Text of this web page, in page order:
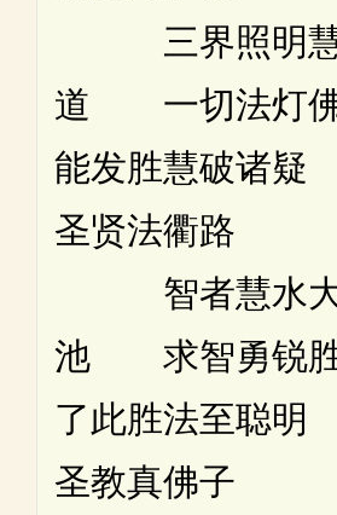
三界照明慧
道 一切法灯
能发胜慧破诸
圣贤法衢路
智者慧水大
池 求智勇锐
了此胜法至聪
圣教真佛子